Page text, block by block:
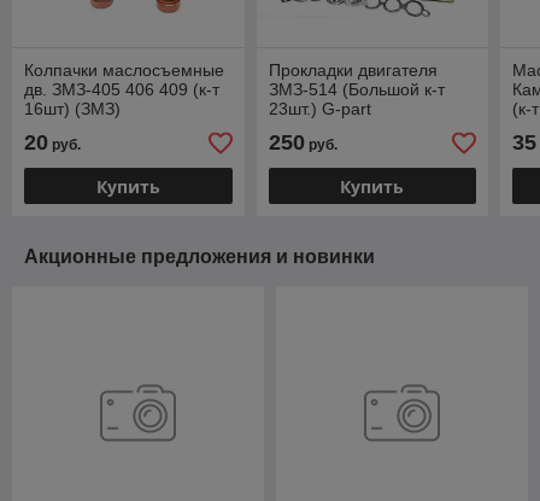
Колпачки маслосъемные
дв. ЗМЗ-405 406 409 (к-т
16шт) (ЗМЗ)
20 руб.
Купить
Прокладки двигателя
ЗМЗ-514 (Большой к-т
23шт.) G-part
250руб.
Купить
(к-
35
Акционные предложения и новинки